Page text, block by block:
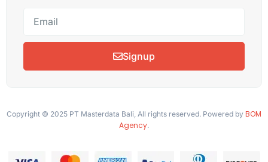
Signup
Copyright © 2025 PT Masterdata Bali, All rights reserved. Powered by BOM
Agency.